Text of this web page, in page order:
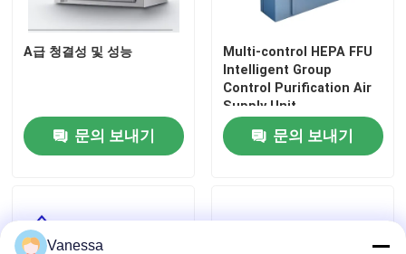
의학 스테인레스 강 싱크
공기 처리 장치
A급 청결성 및 성능
문의 보내기
Multi-control HEPA FFU
Intelligent Group
Control Purification Air
Supply Unit
문의 보내기
Vanessa